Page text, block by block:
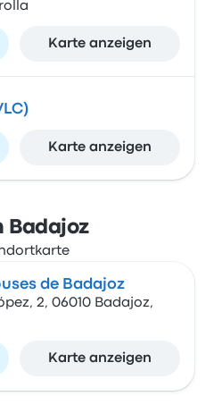
Karte anzeigen
Karte anzeigen
Badajoz
de Badajoz
2, 06010 Badajoz,
Karte anzeigen